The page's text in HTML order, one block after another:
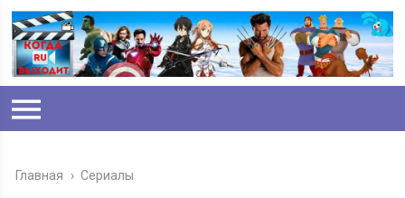
Главная › Сериалы